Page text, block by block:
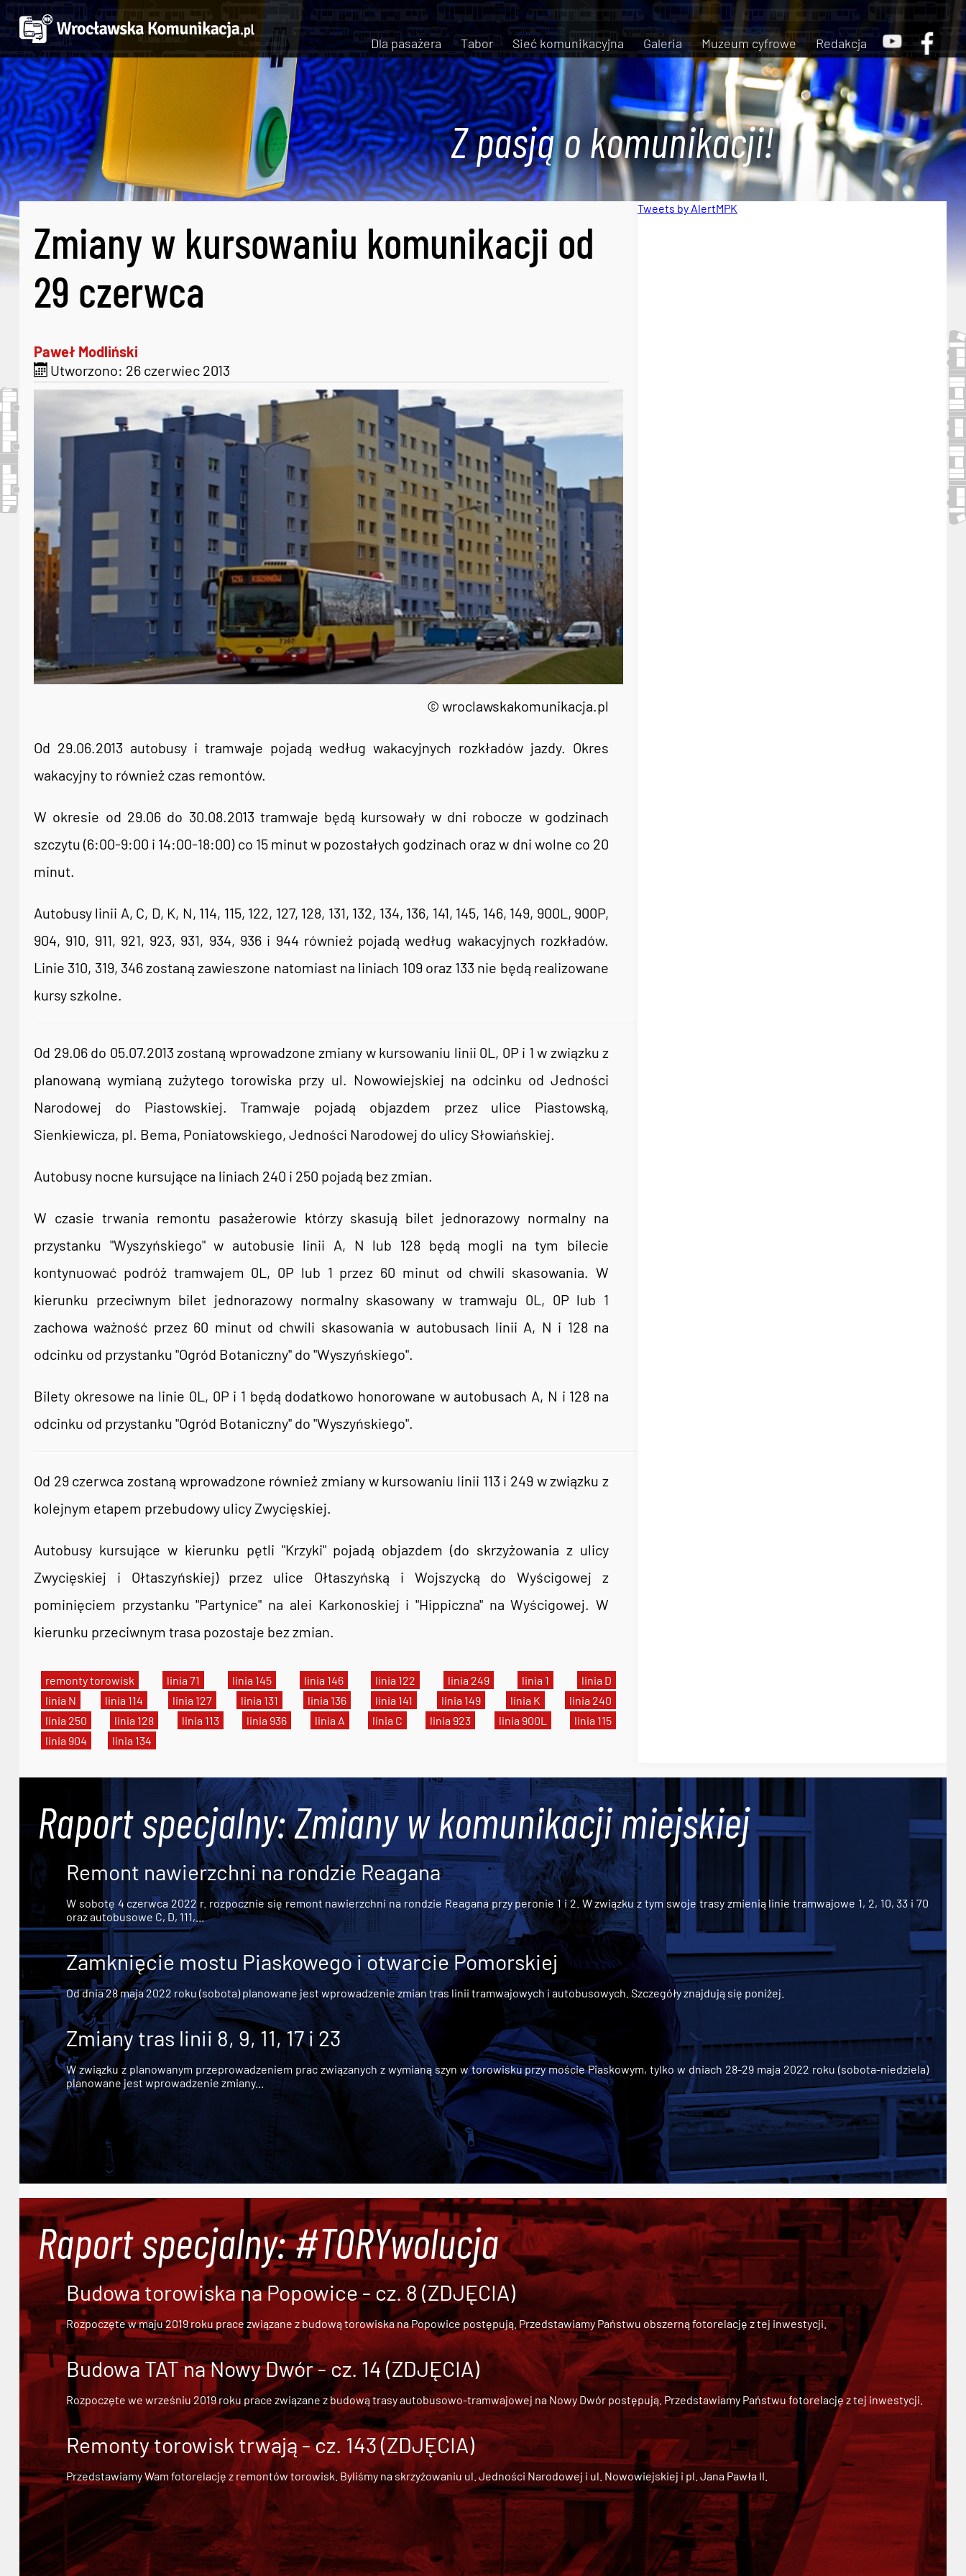
Dla pasażera Tabor Sieć komunikacyjna Galeria Muzeum cyfrowe Redakcja
Z pasją o komunikacji!
Zmiany w kursowaniu komunikacji od
29 czerwca
Paweł Modliński
Utworzono: 26 czerwiec 2013
remonty torowisk linia 71 linia 145 linia 146 linia 122 linia 249 linia 1
linia D
linia N
linia 114 linia 127 linia 131 linia 136 linia 141 linia 149 linia K
linia 240
linia 250
linia 128 linia 113 linia 936 linia A linia C linia 923 linia 900L
linia 115
linia 904
linia 134
© wroclawskakomunikacja.pl
Od 29.06.2013 autobusy i tramwaje pojadą według wakacyjnych rozkładów jazdy. Okres
wakacyjny to również czas remontów.
W okresie od 29.06 do 30.08.2013 tramwaje będą kursowały w dni robocze w godzinach
szczytu (6:00-9:00 i 14:00-18:00) co 15 minut w pozostałych godzinach oraz w dni wolne co 20
minut.
Autobusy linii A, C, D, K, N, 114, 115, 122, 127, 128, 131, 132, 134, 136, 141, 145, 146, 149, 900L, 900P,
904, 910, 911, 921, 923, 931, 934, 936 i 944 również pojadą według wakacyjnych rozkładów.
Linie 310, 319, 346 zostaną zawieszone natomiast na liniach 109 oraz 133 nie będą realizowane
kursy szkolne.
Od 29.06 do 05.07.2013 zostaną wprowadzone zmiany w kursowaniu linii 0L, 0P i 1 w związku z
planowaną wymianą zużytego torowiska przy ul. Nowowiejskiej na odcinku od Jedności
Narodowej do Piastowskiej. Tramwaje pojadą objazdem przez ulice Piastowską,
Sienkiewicza, pl. Bema, Poniatowskiego, Jedności Narodowej do ulicy Słowiańskiej.
Autobusy nocne kursujące na liniach 240 i 250 pojadą bez zmian.
W czasie trwania remontu pasażerowie którzy skasują bilet jednorazowy normalny na
przystanku "Wyszyńskiego" w autobusie linii A, N lub 128 będą mogli na tym bilecie
kontynuować podróż tramwajem 0L, 0P lub 1 przez 60 minut od chwili skasowania. W
kierunku przeciwnym bilet jednorazowy normalny skasowany w tramwaju 0L, 0P lub 1
zachowa ważność przez 60 minut od chwili skasowania w autobusach linii A, N i 128 na
odcinku od przystanku "Ogród Botaniczny" do "Wyszyńskiego".
Bilety okresowe na linie 0L, 0P i 1 będą dodatkowo honorowane w autobusach A, N i 128 na
odcinku od przystanku "Ogród Botaniczny" do "Wyszyńskiego".
Od 29 czerwca zostaną wprowadzone również zmiany w kursowaniu linii 113 i 249 w związku z
kolejnym etapem przebudowy ulicy Zwycięskiej.
Autobusy kursujące w kierunku pętli "Krzyki" pojadą objazdem (do skrzyżowania z ulicy
Zwycięskiej i Ołtaszyńskiej) przez ulice Ołtaszyńską i Wojszycką do Wyścigowej z
pominięciem przystanku "Partynice" na alei Karkonoskiej i "Hippiczna" na Wyścigowej. W
kierunku przeciwnym trasa pozostaje bez zmian.
Tweets by AlertMPK
Raport specjalny: Zmiany w komunikacji miejskiej
Remont nawierzchni na rondzie Reagana
W sobotę 4 czerwca 2022 r. rozpocznie się remont nawierzchni na rondzie Reagana przy peronie 1 i 2. W związku z tym swoje trasy zmienią linie tramwajowe 1, 2, 10, 33 i 70
oraz autobusowe C, D, 111,...
Zamknięcie mostu Piaskowego i otwarcie Pomorskiej
Od dnia 28 maja 2022 roku (sobota) planowane jest wprowadzenie zmian tras linii tramwajowych i autobusowych. Szczegóły znajdują się poniżej.
Zmiany tras linii 8, 9, 11, 17 i 23
W związku z planowanym przeprowadzeniem prac związanych z wymianą szyn w torowisku przy moście Piaskowym, tylko w dniach 28-29 maja 2022 roku (sobota-niedziela)
planowane jest wprowadzenie zmiany...
Raport specjalny: #TORYwolucja
Budowa torowiska na Popowice - cz. 8 (ZDJĘCIA)
Rozpoczęte w maju 2019 roku prace związane z budową torowiska na Popowice postępują. Przedstawiamy Państwu obszerną fotorelację z tej inwestycji.
Budowa TAT na Nowy Dwór - cz. 14 (ZDJĘCIA)
Rozpoczęte we wrześniu 2019 roku prace związane zbudową trasy autobusowo-tramwajowej na Nowy Dwórpostępują. Przedstawiamy Państwu fotorelację z tej inwestycji.
Remonty torowisk trwają - cz. 143 (ZDJĘCIA)
Przedstawiamy Wam fotorelację z remontów torowisk. Byliśmy na skrzyżowaniu ul. Jedności Narodowej i ul. Nowowiejskiej i pl. Jana Pawła II.